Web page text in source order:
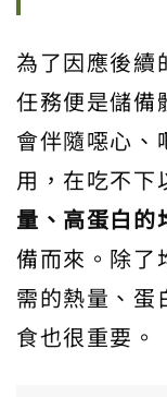
為了因應後續
任務便是儲備
會伴隨噁心、
用，在吃不下
量、高蛋白的
備而來。除了
需的熱量、蛋
食也很重要。